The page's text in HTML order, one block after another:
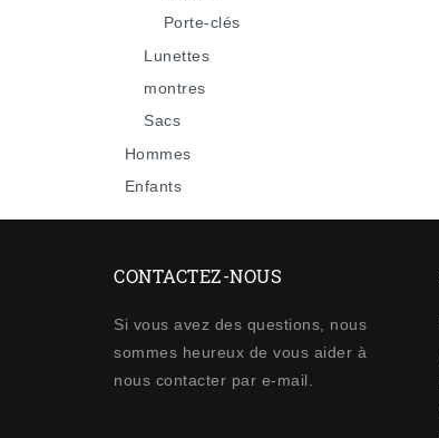
Porte-clés
Lunettes
montres
Sacs
Hommes
Enfants
CONTACTEZ-NOUS
Si vous avez des questions, nous
sommes heureux de vous aider à
nous contacter par e-mail.